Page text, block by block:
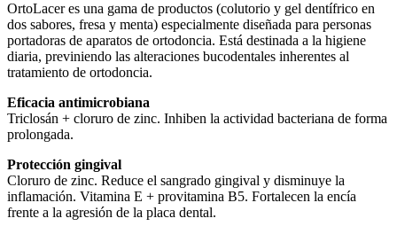
OrtoLacer es una gama de productos (colutorio y gel dentífrico en
dos sabores, fresa y menta) especialmente diseñada para personas
portadoras de aparatos de ortodoncia. Está destinada a la higiene
diaria, previniendo las alteraciones bucodentales inherentes al
tratamiento de ortodoncia.
Eficacia antimicrobiana
Triclosán + cloruro de zinc. Inhiben la actividad bacteriana de forma
prolongada.
Protección gingival
Cloruro de zinc. Reduce el sangrado gingival y disminuye la
inflamación. Vitamina E + provitamina B5. Fortalecen la encía
frente a la agresión de la placa dental.